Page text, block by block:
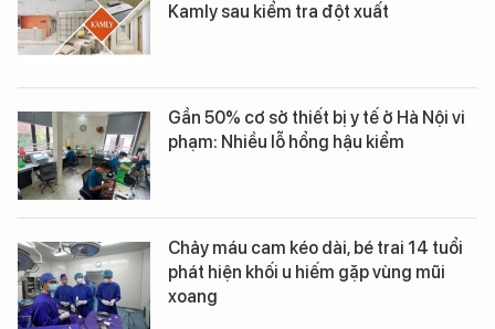
Kamly sau kiểm tra đột xuất
Gần 50% cơ sở thiết bị y tế ở Hà Nội vi
phạm: Nhiều lỗ hổng hậu kiểm
Chảy máu cam kéo dài, bé trai 14 tuổi
phát hiện khối u hiếm gặp vùng mũi
xoang